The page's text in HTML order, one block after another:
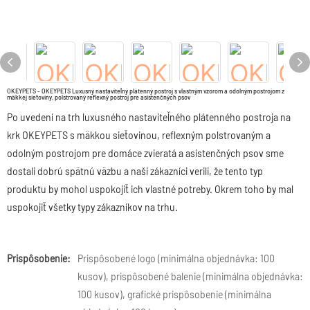
OKEYPETS - OKEYPETS Luxusný nastaviteľný plátenný postroj s vlastným vzorom a odolným postrojom z
mäkkej sieťoviny, polstrovaný reflexný postroj pre asistenčných psov
Po uvedení na trh luxusného nastaviteľného plátenného postroja na
krk OKEYPETS s mäkkou sieťovinou, reflexným polstrovaným a
odolným postrojom pre domáce zvieratá a asistenčných psov sme
dostali dobrú spätnú väzbu a naši zákazníci verili, že tento typ
produktu by mohol uspokojiť ich vlastné potreby. Okrem toho by mal
uspokojiť všetky typy zákazníkov na trhu.
Prispôsobenie:
Prispôsobené logo (minimálna objednávka: 100
kusov), prispôsobené balenie (minimálna objednávka:
100 kusov), grafické prispôsobenie (minimálna